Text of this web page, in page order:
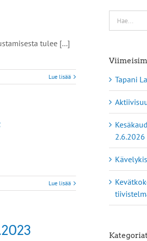
tulee [...]
Lue lisää
Lue lisää
Etsi
...
Tapani
2.6.2026
Kategoriat